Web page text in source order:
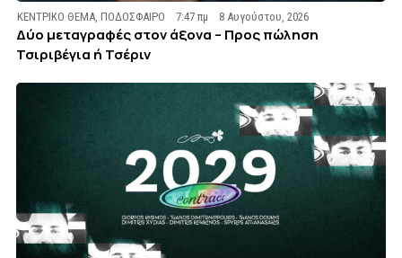
ΚΕΝΤΡΙΚΟ ΘΕΜΑ,ΠΟΔΟΣΦΑΙΡΟ 7:47 πμ 8 Αυγούστου, 2026
Δύο μεταγραφές στον άξονα – Προς πώληση
Τσιριβέγια ή Τσέριν